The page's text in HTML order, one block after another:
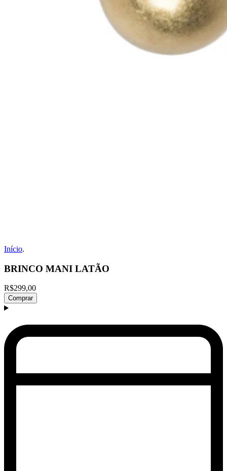
Início.
BRINCO MANI LATÃO
R$299,00
Comprar